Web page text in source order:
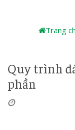
Trang
Quy trình
phần